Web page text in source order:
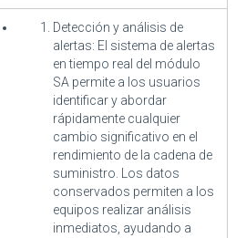
Detección y análisis de
alertas: El sistema de alertas
en tiempo real del módulo
SA permite a los usuarios
identificar y abordar
rápidamente cualquier
cambio significativo en el
rendimiento de la cadena de
suministro. Los datos
conservados permiten a los
equipos realizar análisis
inmediatos, ayudando a